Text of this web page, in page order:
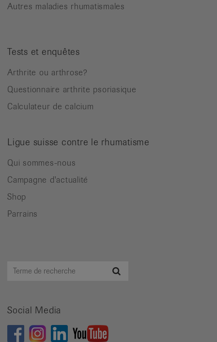
Autres maladies rhumatismales
Tests et enquêtes
Arthrite ou arthrose?
Questionnaire arthrite psoriasique
Calculateur de calcium
Ligue suisse contre le rhumatisme
Qui sommes-nous
Campagne d'actualité
Shop
Parrains
Terme
Social Media